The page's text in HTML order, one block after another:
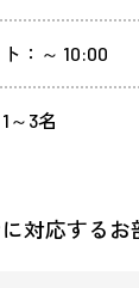
：～ 10:00
～3名
対応する